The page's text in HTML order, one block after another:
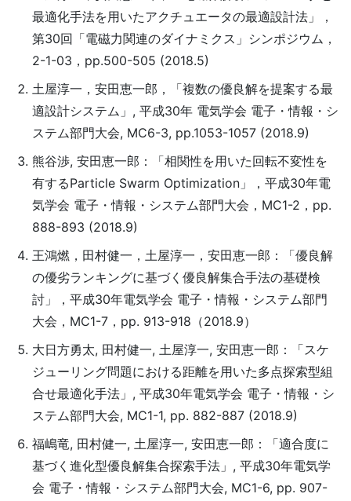
最適化手法を用いたアクチュエータの最適設計法」，
第30回「電磁力関連のダイナミクス」シンポジウム，
2-1-03，pp.500-505 (2018.5)
土屋淳一，安田恵一郎，「複数の優良解を提案する最
適設計システム」, 平成30年 電気学会 電子・情報・シ
ステム部門大会, MC6-3, pp.1053-1057 (2018.9)
熊谷渉, 安田恵一郎：「相関性を用いた回転不変性を
有するParticle Swarm Optimization」，平成30年電
気学会 電子・情報・システム部門大会，MC1-2，pp.
888-893 (2018.9)
王鴻燃，田村健一，土屋淳一，安田恵一郎：「優良解
の優劣ランキングに基づく優良解集合手法の基礎検
討」，平成30年電気学会 電子・情報・システム部門
大会，MC1-7，pp. 913-918（2018.9）
大日方勇太, 田村健一, 土屋淳一, 安田恵一郎：「スケ
ジューリング問題における距離を用いた多点探索型組
合せ最適化手法」, 平成30年電気学会 電子・情報・シ
ステム部門大会, MC1-1, pp. 882-887 (2018.9)
福嶋竜, 田村健一, 土屋淳一, 安田恵一郎：「適合度に
基づく進化型優良解集合探索手法」, 平成30年電気学
会 電子・情報・システム部門大会, MC1-6, pp. 907-